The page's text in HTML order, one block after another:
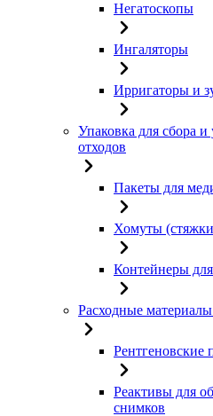
Негатоскопы
Ингаляторы
Ирригаторы и
Упаковка для сбора
отходов
Пакеты для
Хомуты
Контейнеры
Расходные
Рентгеновские
Реактивы для
снимков